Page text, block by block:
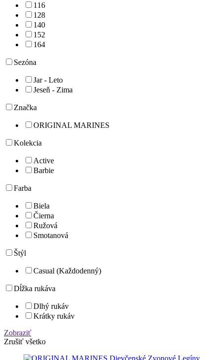
116
128
140
152
164
Sezóna
Jar - Leto
Jeseň - Zima
Značka
ORIGINAL MARINES
Kolekcia
Active
Barbie
Farba
Biela
Čierna
Ružová
Smotanová
Štýl
Casual (Každodenný)
Dĺžka rukáva
Dlhý rukáv
Krátky rukáv
Zobraziť
Zrušiť všetko